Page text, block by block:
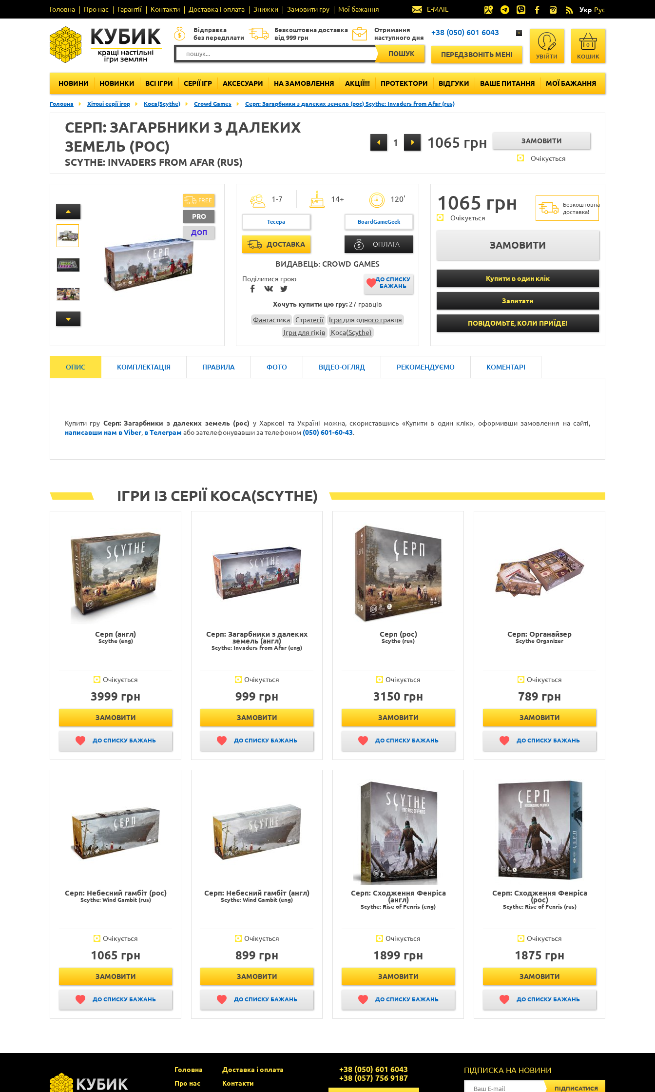
Головна Про нас Гарантії Контакти Доставка і оплата Знижки Замовити гру Мої бажання E-MAIL Укр Рус
Відправка
без передплати
Безкоштовна доставка
від 999 грн
Отримання
наступного дня
ПОШУК
+38 (050) 601 6043
ПЕРЕДЗВОНІТЬ МЕНІ УВІЙТИ КОШИК
0
НОВИНИ НОВИНКИ ВСІ ІГРИ СЕРІЇ ІГР АКСЕСУАРИ НА ЗАМОВЛЕННЯ АКЦІЇ!!! ПРОТЕКТОРИ ВІДГУКИ ВАШЕ ПИТАННЯ МОЇ БАЖАННЯ
Головна Хітові серії ігор Коса(Scythe) Crowd Games Серп: Загарбники з далеких земель (рос) Scythe: Invaders from Afar (rus)
СЕРП: ЗАГАРБНИКИ З ДАЛЕКИХ
ЗЕМЕЛЬ (РОС)
SCYTHE: INVADERS FROM AFAR (RUS)
1065 грн
Очікується
FREE
PRO
ДОП
1-7 14+ 120'
Тесера BoardGameGeek
ДОСТАВКА ОПЛАТА
ВИДАВЕЦЬ: CROWD GAMES
Поділитися грою
ДО СПИСКУ
БАЖАНЬ
Хочуть купити цю гру: 27 гравців
Фантастика
Стратегії
Ігри для одного гравця
Ігри для гіків
Коса(Scythe)
1065 грн
Безкоштовна
доставка!
Очікується
Купити в один клік
Запитати
ПОВІДОМЬТЕ, КОЛИ ПРИЇДЕ!
ОПИС КОМПЛЕКТАЦІЯ ПРАВИЛА ФОТО ВІДЕО-ОГЛЯД РЕКОМЕНДУЄМО КОМЕНТАРІ
Купити гру Серп: Загарбники з далеких земель (рос) у Харкові та Україні можна, скориставшись «Купити в один клік», оформивши замовлення на сайті,
написавши нам в Viber, в Телеграм або зателефонувавши за телефоном (050) 601-60-43.
ІГРИ ІЗ СЕРІЇ КОСА(SCYTHE)
Серп (англ)
Scythe (eng)
Очікується
3999 грн
ЗАМОВИТИ
ДО СПИСКУ БАЖАНЬ
Серп: Загарбники з далеких
земель (англ)
Scythe: Invaders from Afar (eng)
Очікується
999 грн
ЗАМОВИТИ
ДО СПИСКУ БАЖАНЬ
Серп (рос)
Scythe (rus)
Очікується
3150 грн
ЗАМОВИТИ
ДО СПИСКУ БАЖАНЬ
Серп: Органайзер
Scythe Organizer
Очікується
789 грн
ЗАМОВИТИ
ДО СПИСКУ БАЖАНЬ
Серп: Небесний гамбіт (рос)
Scythe: Wind Gambit (rus)
Очікується
1065 грн
ЗАМОВИТИ
ДО СПИСКУ БАЖАНЬ
Серп: Небесний гамбіт (англ)
Scythe: Wind Gambit (eng)
Очікується
899 грн
ЗАМОВИТИ
ДО СПИСКУ БАЖАНЬ
Серп: Сходження Фенріса
(англ)
Scythe: Rise of Fenris (eng)
Очікується
1899 грн
ЗАМОВИТИ
ДО СПИСКУ БАЖАНЬ
Серп: Сходження Фенріса
(рос)
Scythe: Rise of Fenris (rus)
Очікується
1875 грн
ЗАМОВИТИ
ДО СПИСКУ БАЖАНЬ
Головна
Про нас
Доставка і оплата
Контакти
+38 (050) 601 6043
+38 (057) 756 9187
ПІДПИСКА НА НОВИНИ
ПІДПИСАТИСЯ